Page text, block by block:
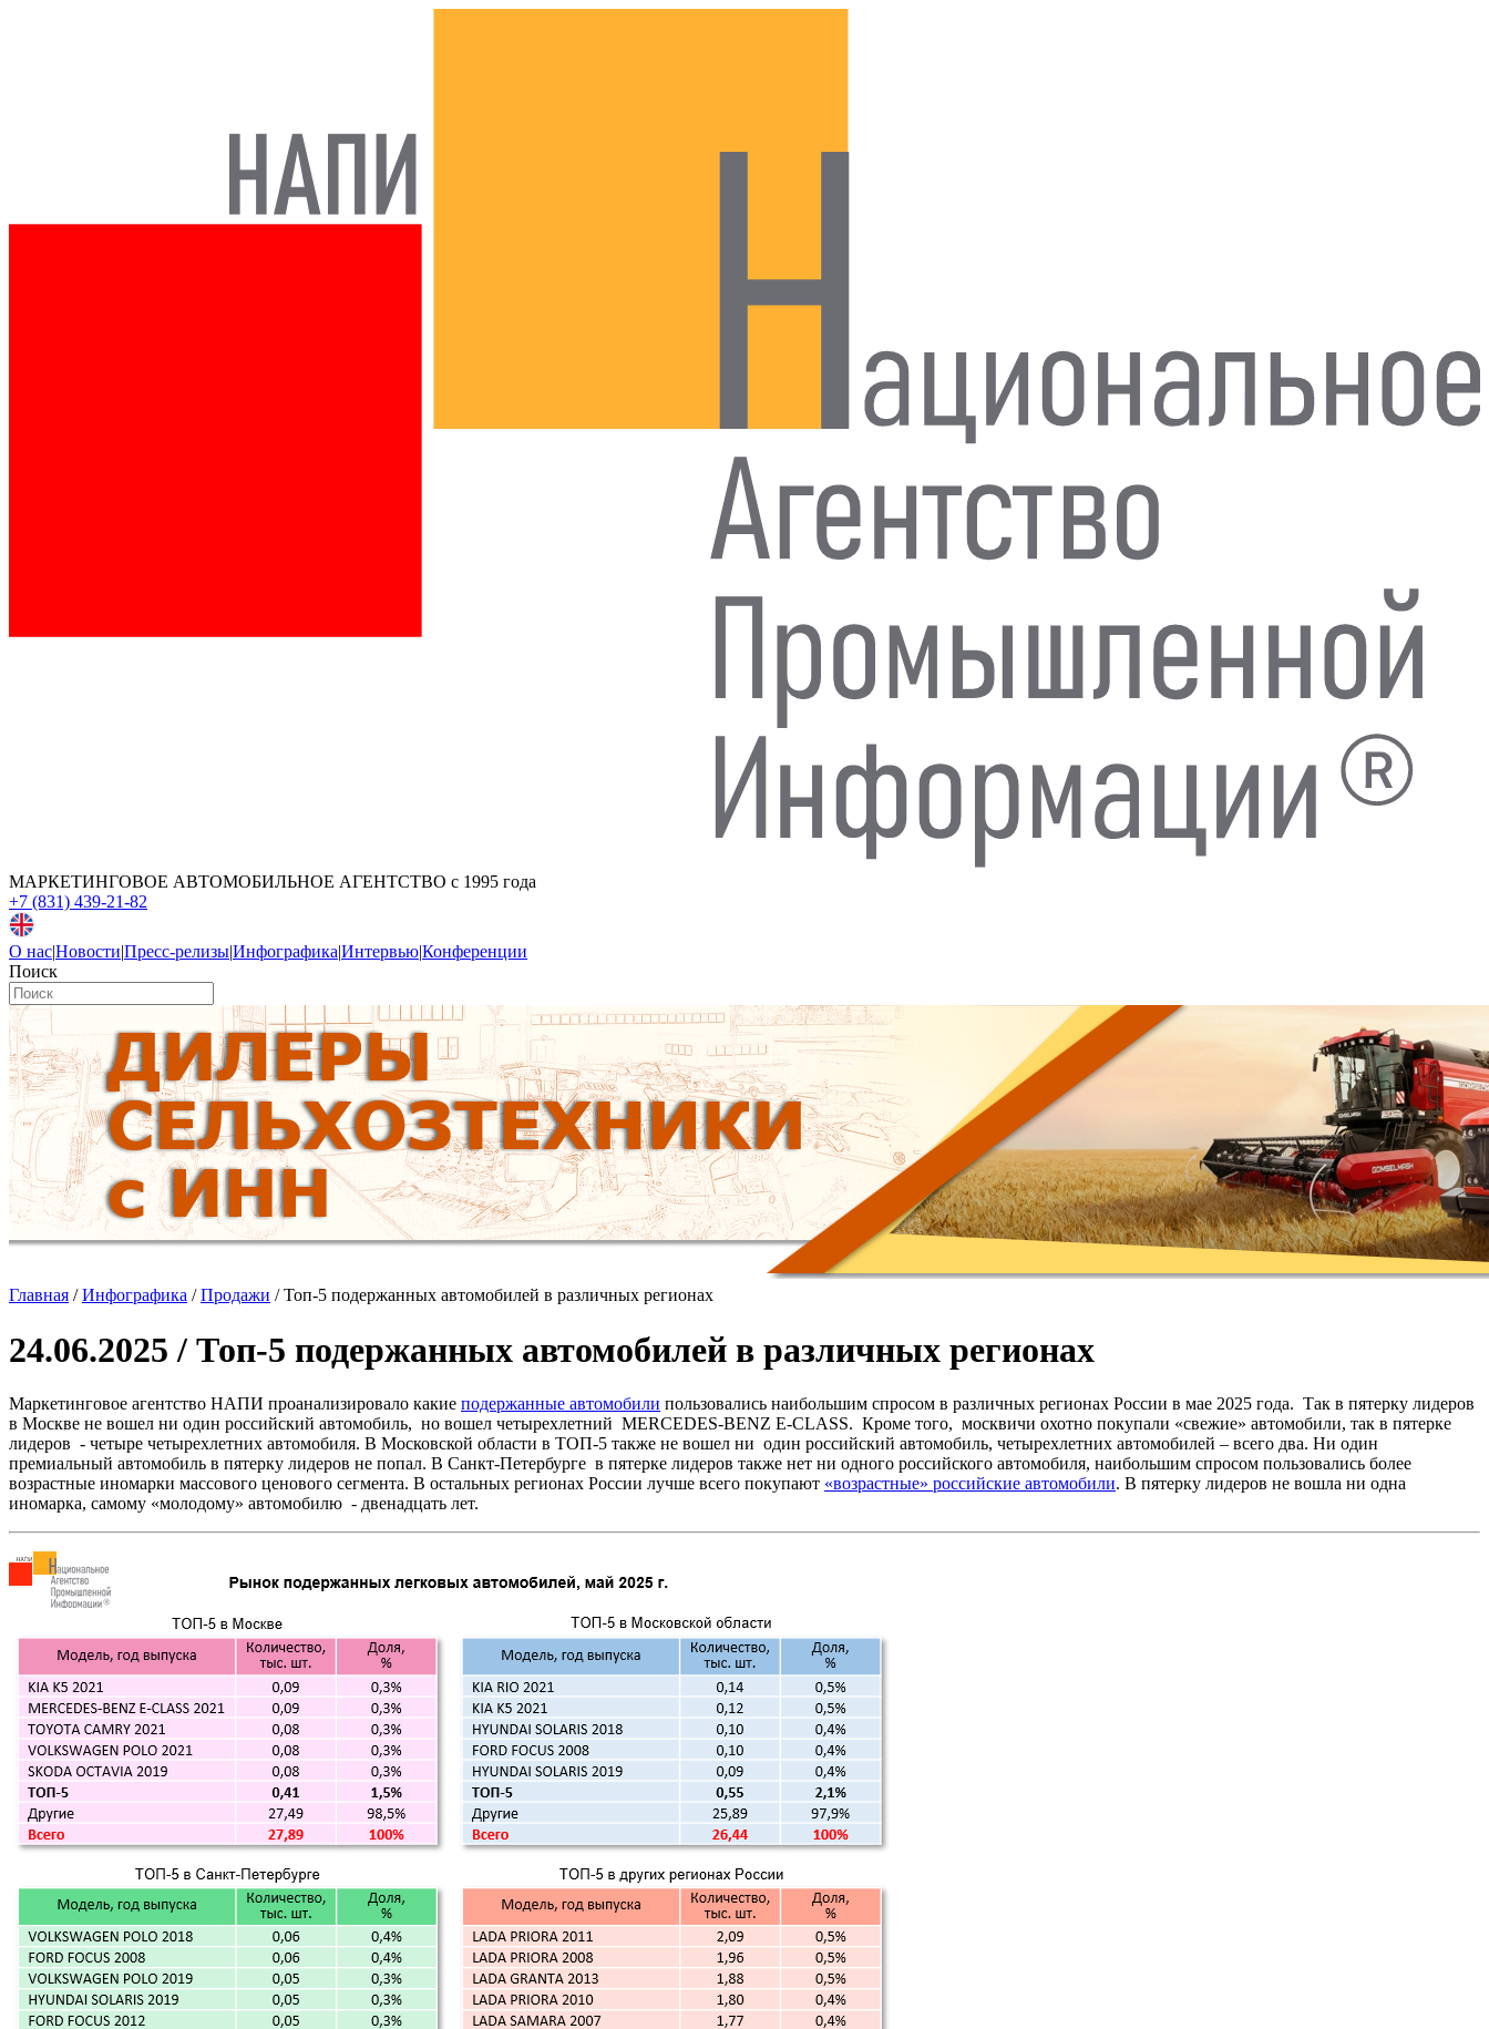
МАРКЕТИНГОВОЕ АВТОМОБИЛЬНОЕ АГЕНТСТВО с 1995 года
+7 (831) 439-21-82
О нас|Новости|Пресс-релизы|Инфографика|Интервью|Конференции
Поиск
Главная /Инфографика /Продажи /Топ-5 подержанных автомобилей в различных регионах
24.06.2025 / Топ-5 подержанных автомобилей в различных регионах
Маркетинговое агентство НАПИ проанализировало какие подержанные автомобили пользовались наибольшим спросом в различных регионах России в мае 2025 года. Так в пятерку лидеров
в Москве не вошел ни один российский автомобиль, но вошел четырехлетний MERCEDES-BENZ E-CLASS. Кроме того, москвичи охотно покупали «свежие» автомобили, так в пятерке
лидеров - четыре четырехлетних автомобиля. В Московской области в ТОП-5 также не вошел ни один российский автомобиль, четырехлетних автомобилей – всего два. Ни один
премиальный автомобиль в пятерку лидеров не попал. В Санкт-Петербурге в пятерке лидеров также нет ни одного российского автомобиля, наибольшим спросом пользовались более
возрастные иномарки массового ценового сегмента. В остальных регионах России лучше всего покупают «возрастные» российские автомобили. В пятерку лидеров не вошла ни одна
иномарка, самому «молодому» автомобилю - двенадцать лет.